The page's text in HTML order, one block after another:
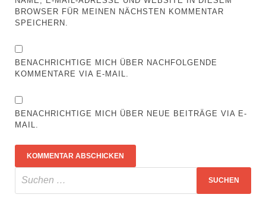
BROWSER FÜR MEINEN NÄCHSTEN KOMMENTAR
SPEICHERN.
BENACHRICHTIGE MICH ÜBER NACHFOLGENDE
KOMMENTARE VIA E-MAIL.
BENACHRICHTIGE MICH ÜBER NEUE BEITRÄGE VIA E-
MAIL.